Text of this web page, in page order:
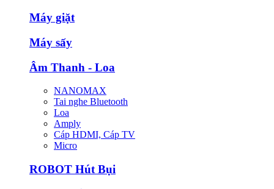
Máy giặt
Máy sấy
Âm Thanh - Loa
NANOMAX
Tai nghe Bluetooth
Loa
Amply
Cáp HDMI, Cáp TV
Micro
ROBOT Hút Bụi